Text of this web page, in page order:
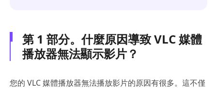
第 1 部分。什麼原因導致 VLC 媒體
播放器無法顯示影片？
您的 VLC 媒體播放器無法播放影片的原因有很多。這不僅